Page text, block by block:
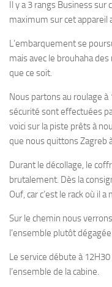
Il y a 3 rangs Business sur
maximum sur cet appareil
L’embarquement se
mais avec le brouhaha
que ce soit.
Nous partons au roulage
sécurité sont effectuées
voici sur la piste prêts à
que nous quittons Zagreb
Durant le décollage, le
brutalement. Dès la
Ouf, car c’est le rack où il a
Sur le chemin nous
l’ensemble plutôt
Le service débute à
l’ensemble de la cabine.